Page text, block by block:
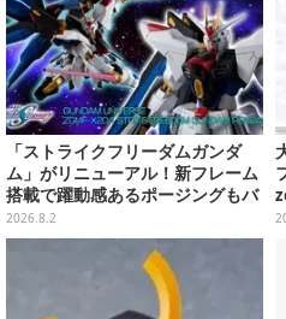
「ストライクフリーダムガンダ
ム」がリニューアル！新フレーム
搭載で躍動感あるポージングもバ
ッチリ
2026.8.2